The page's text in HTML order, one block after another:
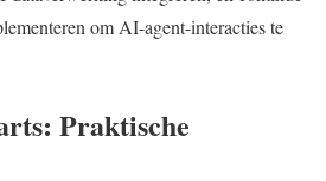
om AI-agent-interacties te
Praktische